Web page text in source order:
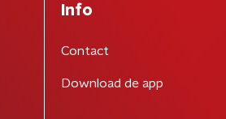
Info
Contact
Download de app